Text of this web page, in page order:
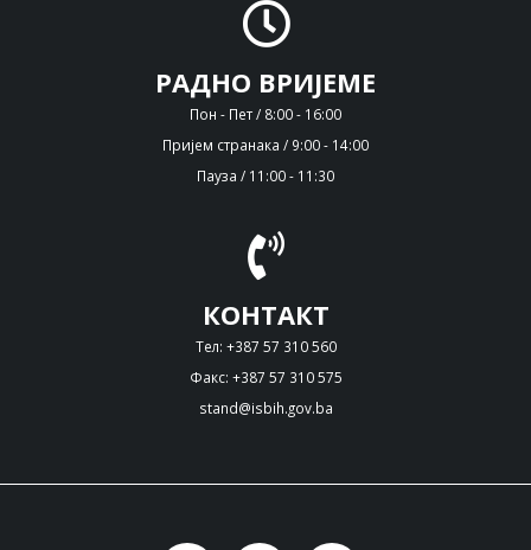
РАДНО ВРИЈЕМЕ
Пон - Пет / 8:00 - 16:00
Пријем странака / 9:00 - 14:00
Пауза / 11:00 - 11:30
КОНТАКТ
Тел: +387 57 310 560
Факс: +387 57 310 575
stand@isbih.gov.ba